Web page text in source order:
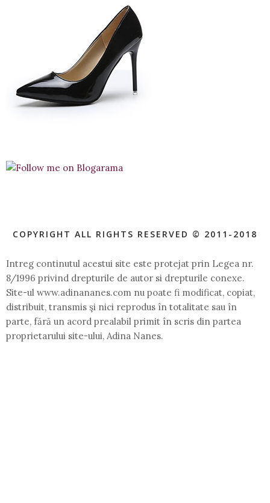
COPYRIGHT ALL RIGHTS RESERVED © 2011-2018
Intreg continutul acestui site este protejat prin Legea nr.
8/1996 privind drepturile de autor si drepturile conexe.
Site-ul www.adinananes.com nu poate fi modificat, copiat,
distribuit, transmis şi nici reprodus în totalitate sau în
parte, fără un acord prealabil primit în scris din partea
proprietarului site-ului, Adina Nanes.